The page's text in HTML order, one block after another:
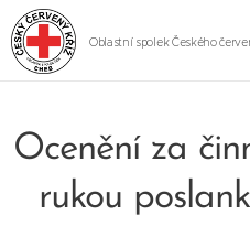
Oblastní spolek Českého
Ocenění za
rukou